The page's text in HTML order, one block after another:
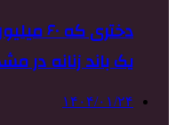
دختری
یک باند زنانه در
۱۴۰۴/۰۱/۲۴